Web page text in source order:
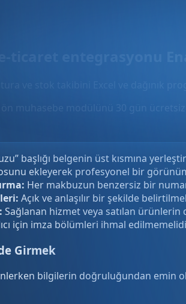
muhasebe modülünü 30 gün ücretsiz
başlığı belgenin üst kısmına
ekleyerek profesyonel bir
Her makbuzun benzersiz bir
Açık ve anlaşılır bir şekilde
Sağlanan hizmet veya satılan ürünlerin
için imza bölümleri ihmal
Girmek
bilgilerin doğruluğundan emin